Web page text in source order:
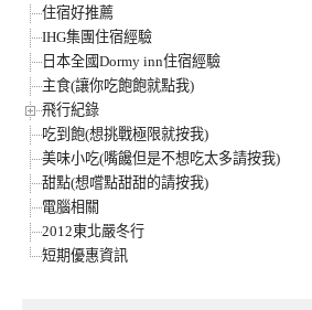
住宿好推薦
IHG集團住宿經驗
日本全國Dormy inn住宿經驗
主食(讓你吃飽飽就點我)
飛行紀錄
吃到飽(想挑戰極限就按我)
美味小吃(嘴饞但是不想吃太多請按我)
甜點(想嚐點甜甜的請按我)
電腦相關
2012東北嚴冬行
短期優惠資訊